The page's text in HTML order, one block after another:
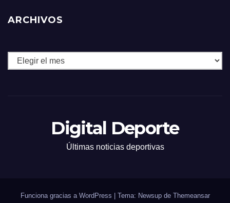
ARCHIVOS
Archivos
Digital Deporte
Últimas noticias deportivas
Funciona gracias a WordPress Tema: Newsup de Themeansar